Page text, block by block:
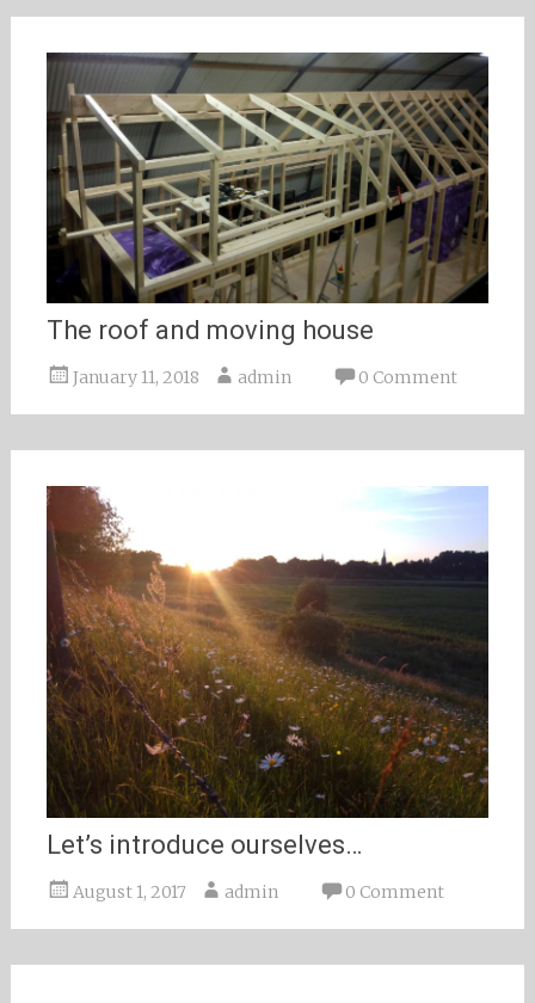
The roof and moving house
January 11, 2018 admin 0 Comment
Let’s introduce ourselves…
August 1, 2017 admin 0 Comment